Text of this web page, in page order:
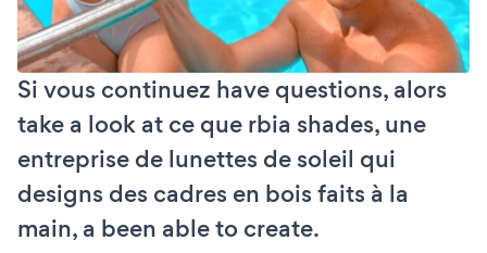
Si vous continuez have questions, alors
take a look at ce que rbia shades, une
entreprise de lunettes de soleil qui
designs des cadres en bois faits à la
main, a been able to create.